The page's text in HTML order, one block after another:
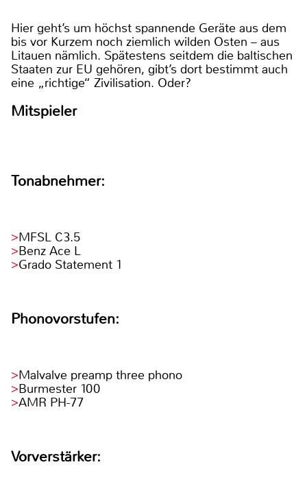
Hier geht’s um höchst spannende Geräte aus dem
bis vor Kurzem noch ziemlich wilden Osten – aus
Litauen nämlich. Spätestens seitdem die baltischen
Staaten zur EU gehören, gibt’s dort bestimmt auch
eine „richtige“ Zivilisation. Oder?
Mitspieler
Tonabnehmer:
MFSL C3.5
Benz Ace L
Grado Statement 1
Phonovorstufen:
Malvalve preamp three phono
Burmester 100
AMR PH-77
Vorverstärker: